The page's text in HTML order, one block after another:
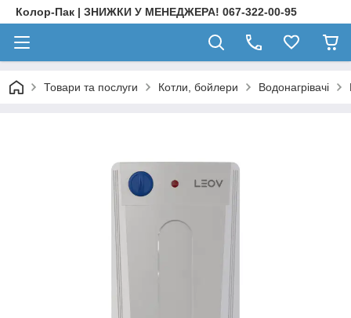
Колор-Пак | ЗНИЖКИ У МЕНЕДЖЕРА! 067-322-00-95
Товари та послуги Котли, бойлери Водонагрівачі